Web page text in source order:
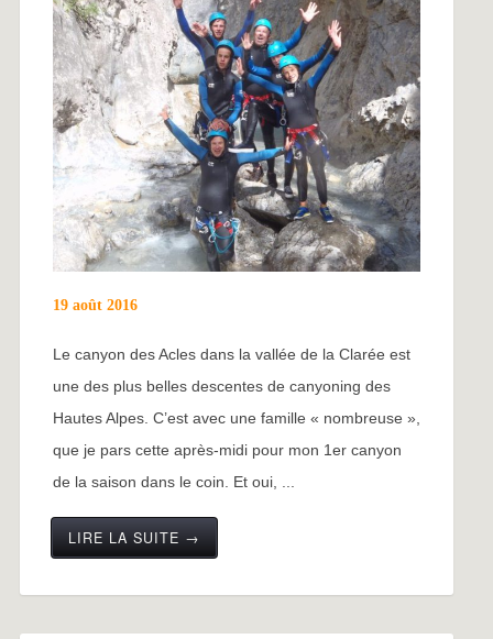
19 août 2016
Le canyon des Acles dans la vallée de la Clarée est
une des plus belles descentes de canyoning des
Hautes Alpes. C’est avec une famille « nombreuse »,
que je pars cette après-midi pour mon 1er canyon
de la saison dans le coin. Et oui, ...
LIRE LA SUITE →